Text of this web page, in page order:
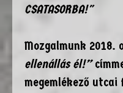
CSATASORBA!"
Mozgalmunk 2018.
ellenállás él!”
megemlékező